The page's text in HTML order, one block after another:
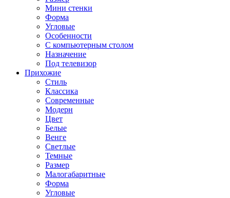
Мини стенки
Форма
Угловые
Особенности
С компьютерным столом
Назначение
Под телевизор
Прихожие
Стиль
Классика
Современные
Модерн
Цвет
Белые
Венге
Светлые
Темные
Размер
Малогабаритные
Форма
Угловые